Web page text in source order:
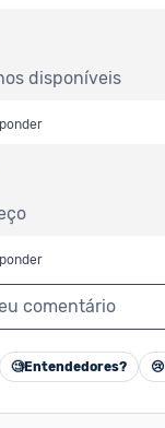
disponíveis
comentário
🧐Entendedores? 😢